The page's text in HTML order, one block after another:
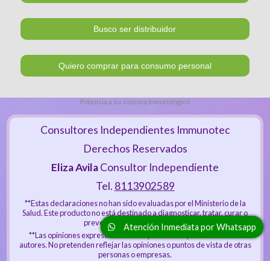
Potencia a su sistema Inmunológico
Consultores Independientes Immunotec
Derechos Reservados
Eliza AvilaConsultor Independiente
Tel. 8113902589
**Estas declaraciones no han sido evaluadas por el Ministerio de la
Salud. Este producto no está destinado a diagnosticar, tratar, curar o
prevenir ninguna enfermedad.
**Las opiniones expresadas en esta publicación pertenecen a los
autores. No pretenden reflejar las opiniones o puntos de vista de otras
personas o empresas.
Atención Inmediata por Whatsapp